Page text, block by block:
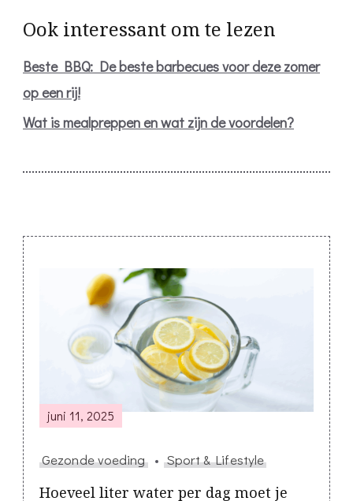
Ook interessant om te lezen
Beste BBQ: De beste barbecues voor deze zomer
op een rij!
Wat is mealpreppen en wat zijn de voordelen?
Post
Navigation
juni 11, 2025
Gezonde voeding Sport & Lifestyle
Hoeveel liter water per dag moet je